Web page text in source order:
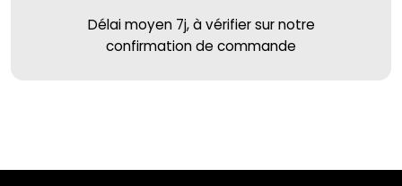
Délai moyen 7j, à vérifier sur notre
confirmation de commande